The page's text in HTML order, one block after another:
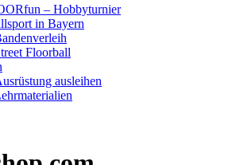
– Hobbyturnier
in Bayern
Floorball
ausleihen